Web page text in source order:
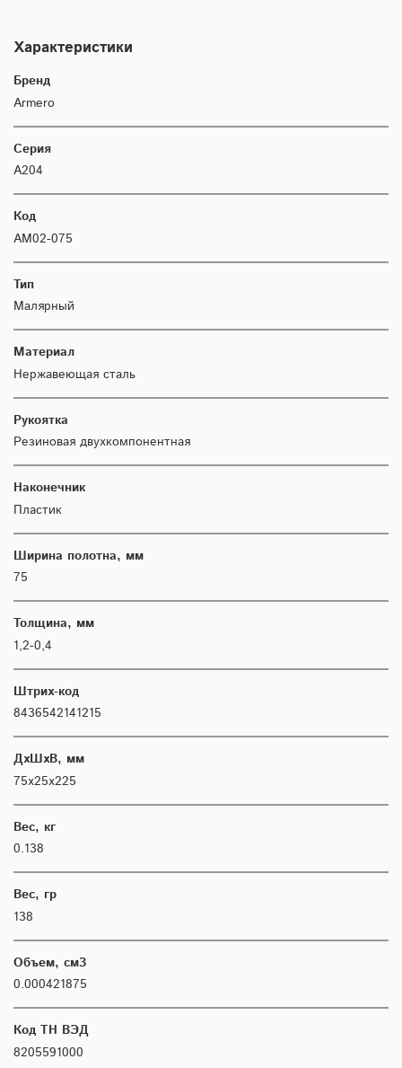
Характеристики
Бренд
Armero
Серия
A204
Код
AM02-075
Тип
Малярный
Материал
Нержавеющая сталь
Рукоятка
Резиновая двухкомпонентная
Наконечник
Пластик
Ширина полотна, мм
75
Толщина, мм
1,2-0,4
Штрих-код
8436542141215
ДхШхВ, мм
75х25х225
Вес, кг
0.138
Вес, гр
138
Объем, см3
0.000421875
Код ТН ВЭД
8205591000